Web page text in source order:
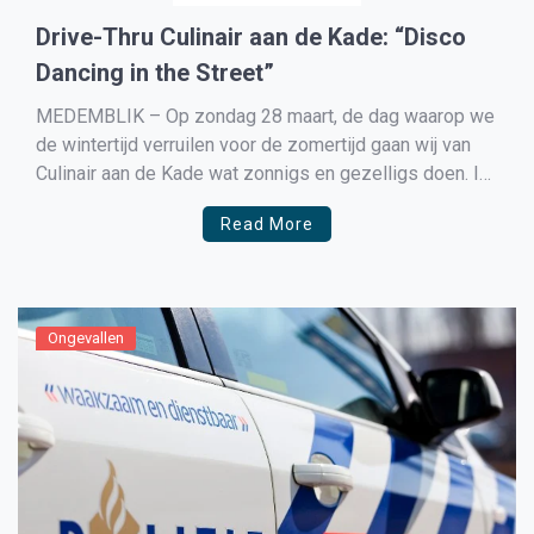
Drive-Thru Culinair aan de Kade: “Disco
Dancing in the Street”
MEDEMBLIK – Op zondag 28 maart, de dag waarop we
de wintertijd verruilen voor de zomertijd gaan wij van
Culinair aan de Kade wat zonnigs en gezelligs doen. In
Medemblik aan de Oosterhaven kan je de “ Disco
Dancing in the street”-box laten vullen. Hoe gaat het in
Read More
Ongevallen